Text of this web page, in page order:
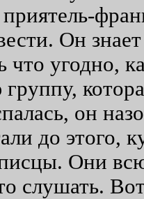
Он
что угодно,
он
до этого,
Они
слушать.